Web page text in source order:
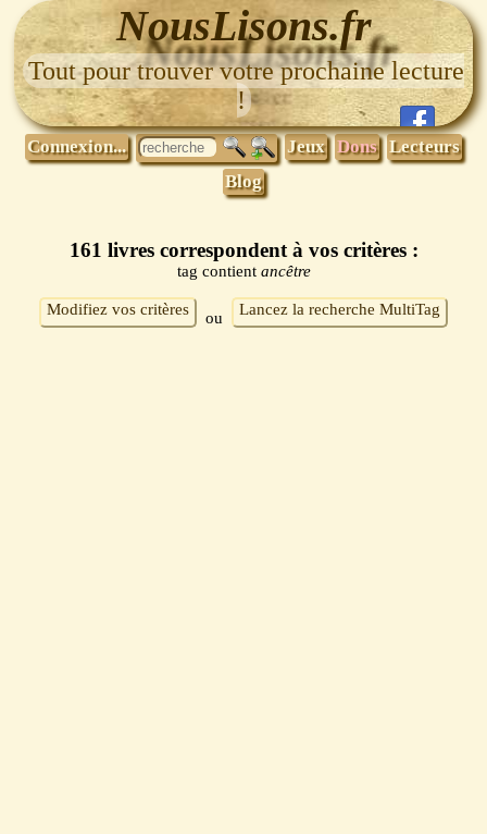
NousLisons.fr
Tout pour trouver votre prochaine lecture
!
Connexion... Jeux Dons Lecteurs
Blog
161 livres correspondent à vos critères :
tag contient ancêtre
Modifiez vos critères ou Lancez la recherche MultiTag